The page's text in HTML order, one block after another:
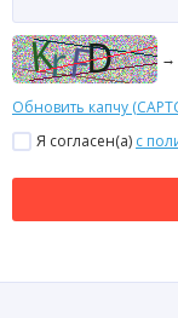
→
Обновить капчу
Я согласен(a) с